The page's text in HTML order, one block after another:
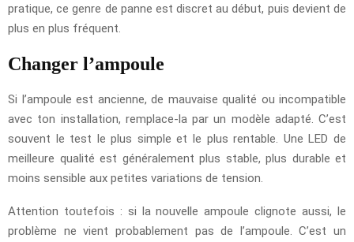
pratique, ce genre de panne est discret au début, puis devient de
plus en plus fréquent.
Changer l’ampoule
Si l’ampoule est ancienne, de mauvaise qualité ou incompatible
avec ton installation, remplace-la par un modèle adapté. C’est
souvent le test le plus simple et le plus rentable. Une LED de
meilleure qualité est généralement plus stable, plus durable et
moins sensible aux petites variations de tension.
Attention toutefois : si la nouvelle ampoule clignote aussi, le
problème ne vient probablement pas de l’ampoule. C’est un